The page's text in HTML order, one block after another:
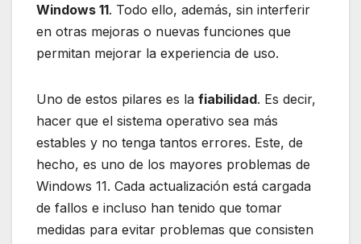
Windows 11. Todo ello, además, sin interferir
en otras mejoras o nuevas funciones que
permitan mejorar la experiencia de uso.
Uno de estos pilares es la fiabilidad. Es decir,
hacer que el sistema operativo sea más
estables y no tenga tantos errores. Este, de
hecho, es uno de los mayores problemas de
Windows 11. Cada actualización está cargada
de fallos e incluso han tenido que tomar
medidas para evitar problemas que consisten